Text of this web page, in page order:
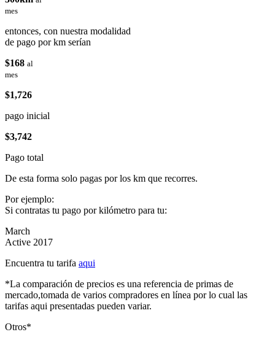
mes
entonces, con nuestra modalidad
de pago por km serían
$168 al
mes
$1,726
pago inicial
$3,742
Pago total
De esta forma solo pagas por los km que recorres.
Por ejemplo:
Si contratas tu pago por kilómetro para tu:
March
Active 2017
Encuentra tu tarifa aqui
*La comparación de precios es una referencia de primas de
mercado,tomada de varios compradores en línea por lo cual las
tarifas aqui presentadas pueden variar.
Otros*